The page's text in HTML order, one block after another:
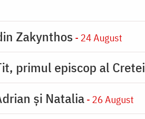
Zakynthos - 24 August
primul episcop al Cretei
și Natalia- 26 August